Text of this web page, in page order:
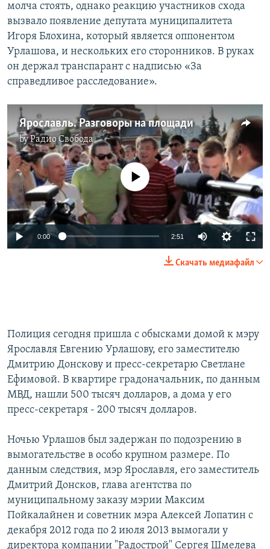
молча стоять, однако реакцию участников схода
вызвало появление депутата муниципалитета
Игоря Блохина, который является оппонентом
Урлашова, и нескольких его сторонников. В руках
он держал транспарант с надписью «За
справедливое расследование».
Ярославль. Разговоры на площади
byРадио Свобода
No media source currently available
0:00 2:51
Скачать медиафайл
Полиция сегодня пришла с обысками домой к мэру
Ярославля Евгению Урлашову, его заместителю
Дмитрию Донскову и пресс-секретарю Светлане
Ефимовой. В квартире градоначальник, по данным
МВД, нашли 500 тысяч долларов, а дома у его
пресс-секретаря - 200 тысяч долларов.
Ночью Урлашов был задержан по подозрению в
вымогательстве в особо крупном размере. По
данным следствия, мэр Ярославля, его заместитель
Дмитрий Донсков, глава агентства по
муниципальному заказу мэрии Максим
Пойкалайнен и советник мэра Алексей Лопатин с
декабря 2012 года по 2 июля 2013 вымогали у
директора компании "Радострой" Сергея Шмелева